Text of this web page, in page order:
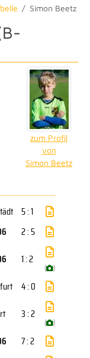
Simon Beetz
zum Profil
von
Simon Beetz
5 : 1
2 : 5
1 : 2
( )
4 : 0
3 : 2
( )
7 : 2